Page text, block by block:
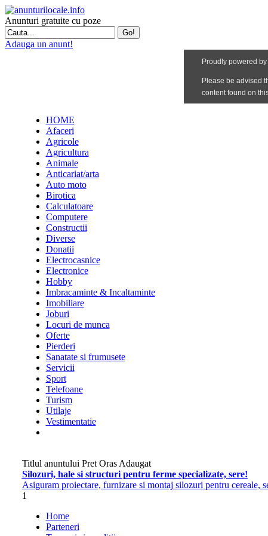
Anunturi gratuite cu poze
Adauga un anunt!
HOME
Afaceri
Agricole
Agricultura
Animale
Anticariat/arta
Auto moto
Birotica
Calculatoare
Computere
Constructii
Diverse
Donatii
Electrocasnice
Electronice
Hobby
Imbracaminte & Incaltaminte
Imobiliare
Joburi
Locuri de munca
Oferte
Pierderi
Sanatate si frumusete
Servicii
Sport
Telefoane
Turism
Utilaje
Vestimentatie
Titlul anuntului Pret Oras Adaugat
Silozuri, hale si structuri pentru ferme specializate, sere!
Asiguram proiectare, furnizare si montaj silozuri pentru cereale,
1
Home
Parteneri